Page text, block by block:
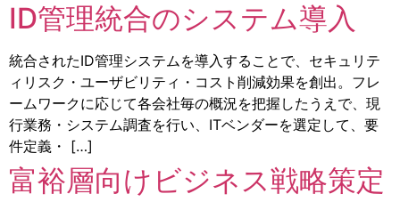
ID管理統合のシステム導入
統合されたID管理システムを導入することで、セキュリテ
ィリスク・ユーザビリティ・コスト削減効果を創出。フレ
ームワークに応じて各会社毎の概況を把握したうえで、現
行業務・システム調査を行い、ITベンダーを選定して、要
件定義・ […]
富裕層向けビジネス戦略策定